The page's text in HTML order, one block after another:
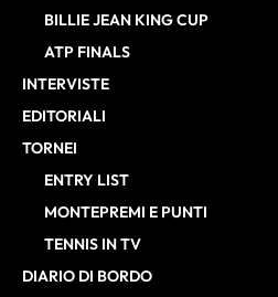
BILLIE JEAN KING CUP
ATP FINALS
INTERVISTE
EDITORIALI
TORNEI
ENTRY LIST
MONTEPREMI E PUNTI
TENNIS IN TV
DIARIO DI BORDO